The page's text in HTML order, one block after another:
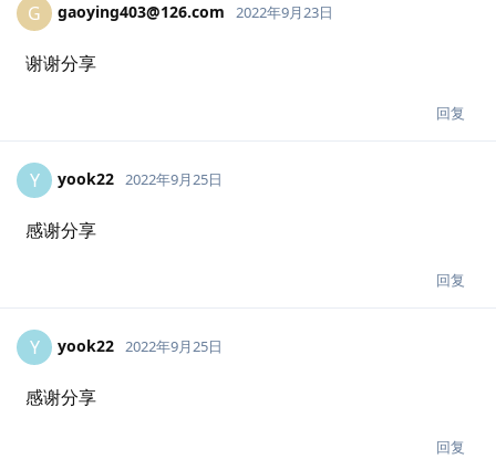
G gaoying403@126.com 2022年9月23日
谢谢分享
回复
Y yook22 2022年9月25日
感谢分享
回复
Y yook22 2022年9月25日
感谢分享
回复